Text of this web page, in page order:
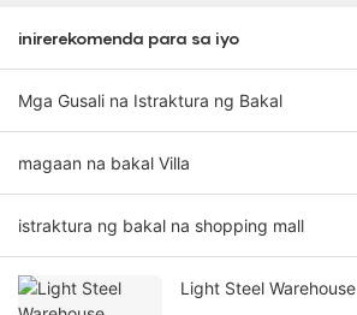
inirerekomenda para sa iyo
Mga Gusali na Istraktura ng Bakal
magaan na bakal Villa
istraktura ng bakal na shopping mall
Light Steel Warehouse